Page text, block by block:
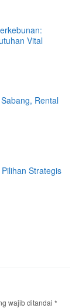
Vital
Rental
Strategis
wajib ditandai *